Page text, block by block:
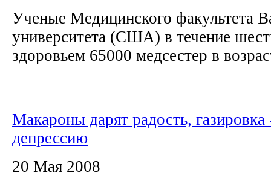
Ученые Медицинского факультета
университета (США) в течение
здоровьем 65000 медсестер в
Макароны дарят радость, газировка
депрессию
20 Мая 2008